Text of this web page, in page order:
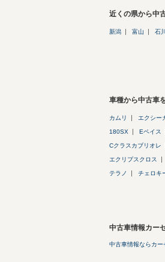
近くの県から中
新潟 富山 石川
車種から中古車
カムリ エクシー
180SX Eペイス
Cクラスカブリオレ
エクリプスクロス
テラノ チェロキ
中古車情報カー
中古車情報ならカー